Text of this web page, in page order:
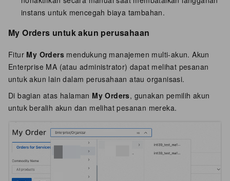
instans untuk mencegah biaya tambahan.
My Orders untuk akun perusahaan
Fitur My Orders mendukung manajemen multi-akun. Akun
Enterprise MA (atau administrator) dapat melihat pesanan
untuk akun lain dalam perusahaan atau organisasi.
Di bagian atas halaman My Orders, gunakan pemilih akun
untuk beralih akun dan melihat pesanan mereka.